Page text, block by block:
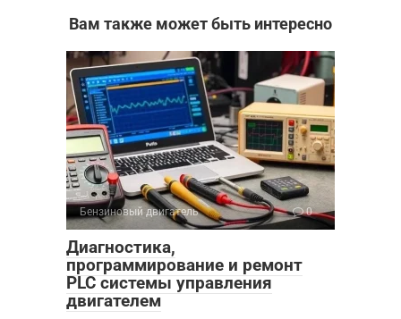
Вам также может быть интересно
Бензиновый двигатель 0
Диагностика,
программирование и ремонт
PLC системы управления
двигателем